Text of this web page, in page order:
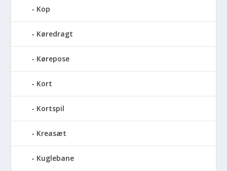
Kop
Køredragt
Kørepose
Kort
Kortspil
Kreasæt
Kuglebane